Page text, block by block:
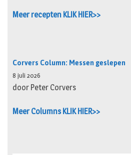
Meer recepten KLIK HIER>>
Corvers Column: Messen geslepen
8 juli 2026
door Peter Corvers
Meer Columns KLIK HIER>>